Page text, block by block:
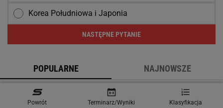
Korea Południowa i Japonia
NASTĘPNE PYTANIE
POPULARNE NAJNOWSZE
Górnik Zabrze przegrał z Ferencvarosem.
Wicemistrz Polski ma czego żałować [ZAPIS
Powrót Terminarz/Wyniki Klasyfikacja